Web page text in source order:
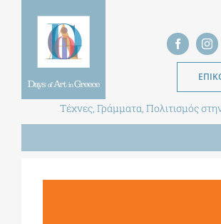
Τέχνες, Γράμματα, Πολιτισμός